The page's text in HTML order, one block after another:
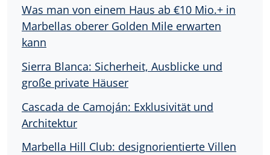
Was man von einem Haus ab €10 Mio.+ in
Marbellas oberer Golden Mile erwarten
kann
Sierra Blanca: Sicherheit, Ausblicke und
große private Häuser
Cascada de Camoján: Exklusivität und
Architektur
Marbella Hill Club: designorientierte Villen